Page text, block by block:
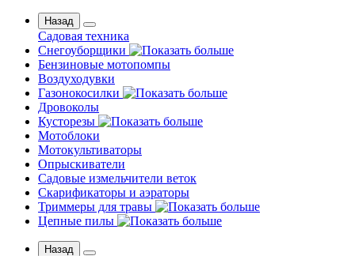
Назад
Садовая техника
Снегоуборщики
Бензиновые мотопомпы
Воздуходувки
Газонокосилки
Дровоколы
Кусторезы
Мотоблоки
Мотокультиваторы
Опрыскиватели
Садовые измельчители веток
Скарификаторы и аэраторы
Триммеры для травы
Цепные пилы
Назад